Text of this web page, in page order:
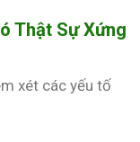
Thật Sự Xứng
xét các yếu tố